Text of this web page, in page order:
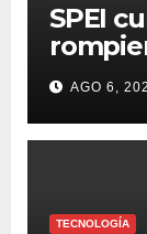
SPEI
AGO 6,
TECNOLOGÍA